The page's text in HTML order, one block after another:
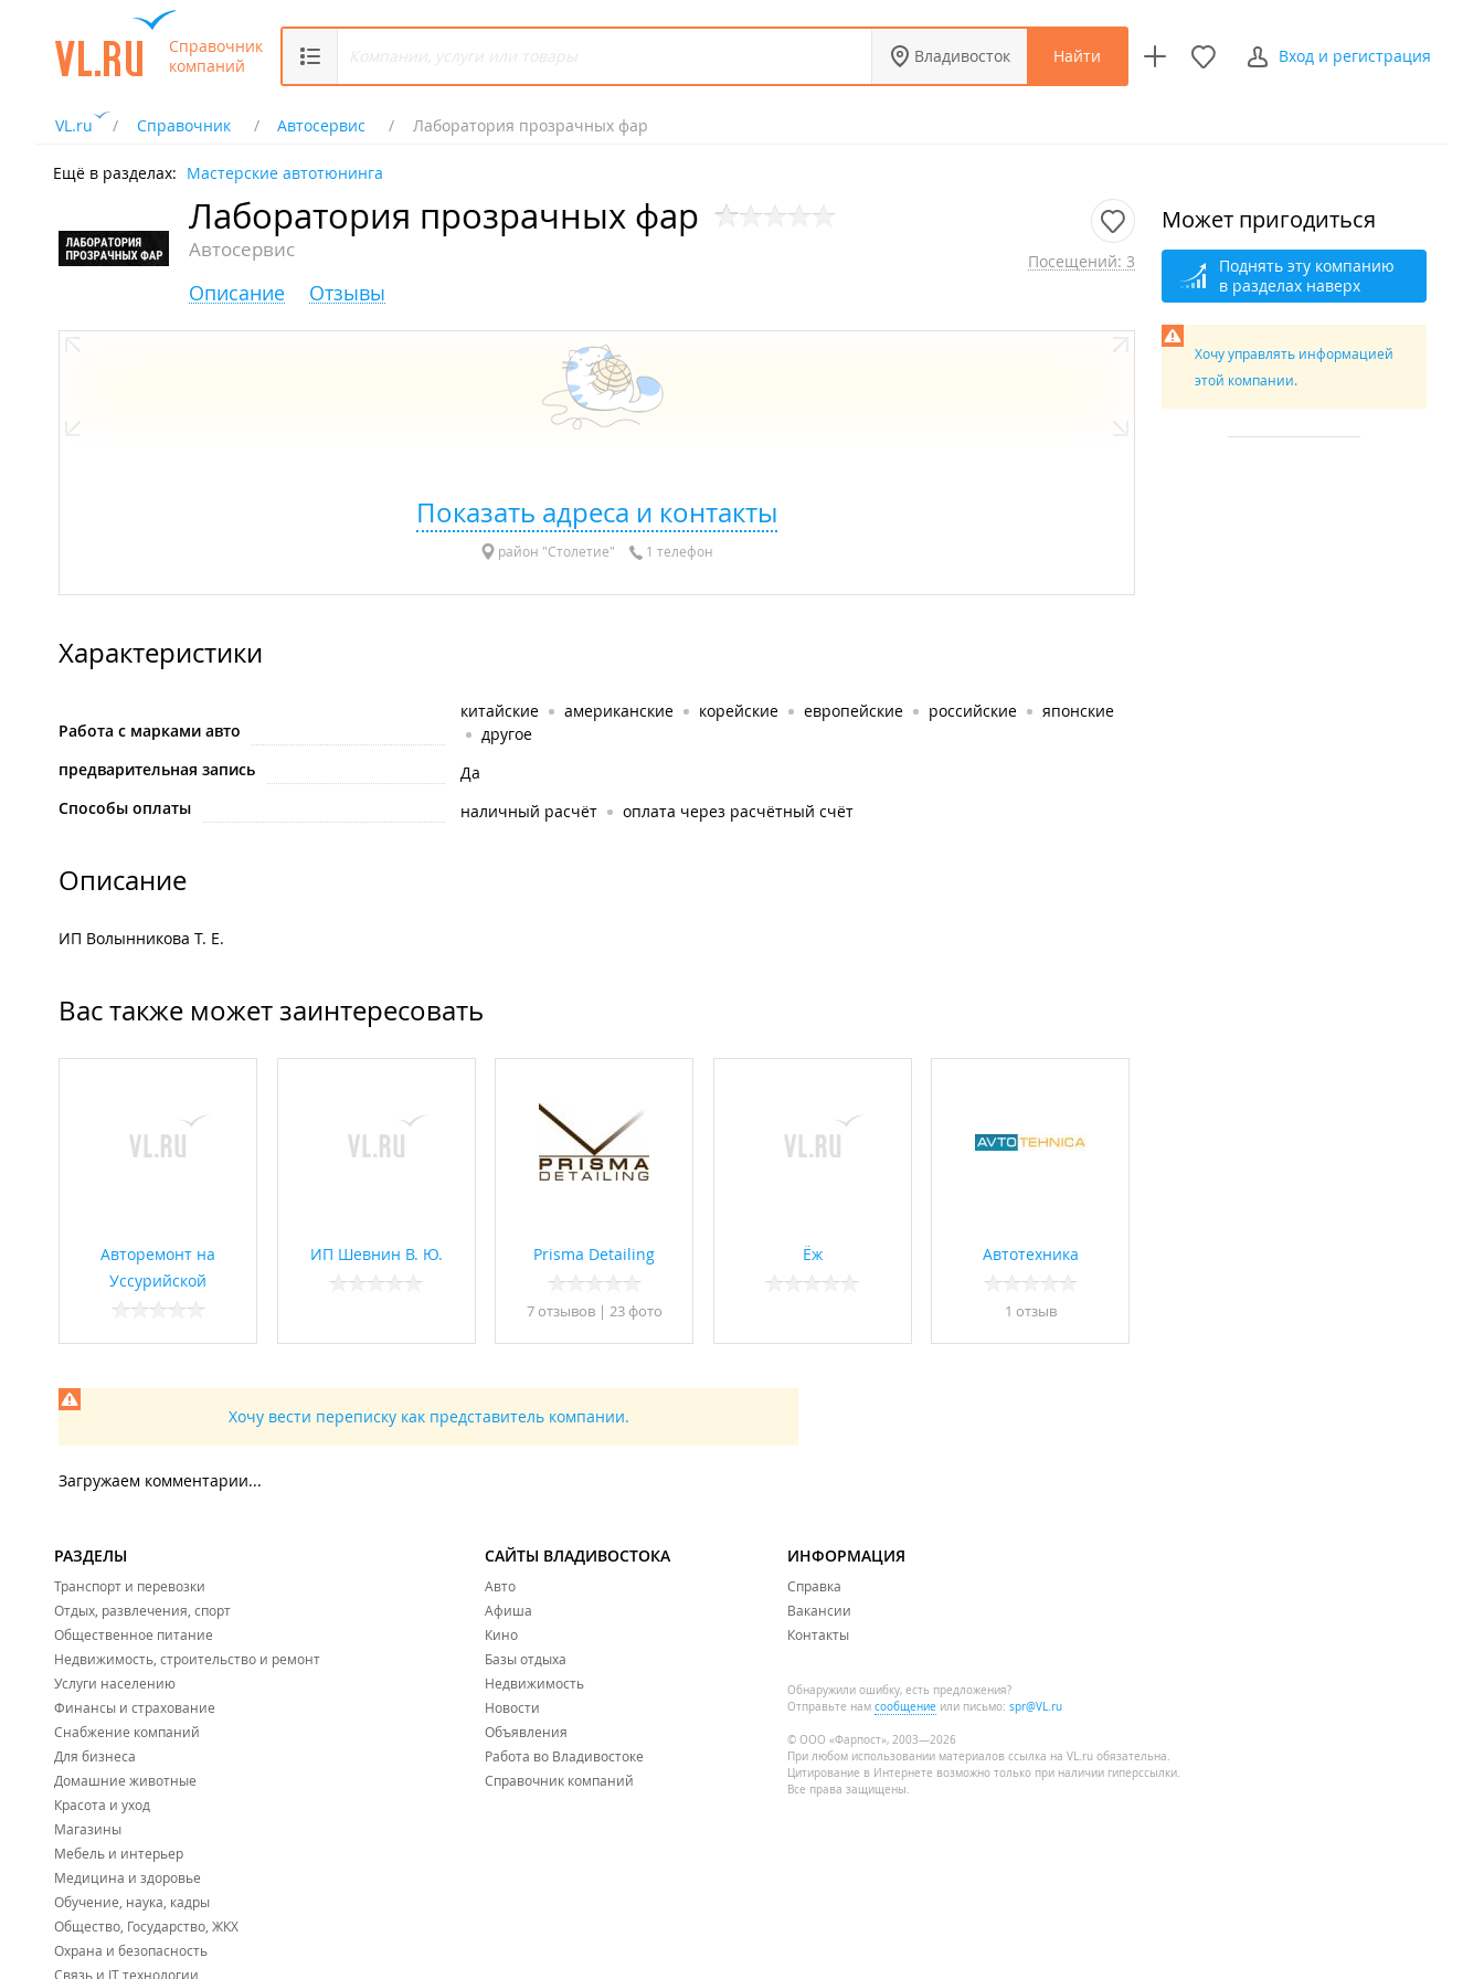
Справочник
компаний
Владивосток Найти Вход и регистрация
VL.ru Справочник Автосервис Лаборатория прозрачных фар
Ещё в разделах: Мастерские автотюнинга
Лаборатория прозрачных фар
Автосервис Посещений: 3
Описание Отзывы
Показать адреса и контакты
район "Столетие" 1 телефон
Характеристики
Работа с марками авто
китайские американские корейские европейские российские
японские
другое
предварительная запись
Да
Способы оплаты
наличный расчёт оплата через расчётный счёт
Описание
ИП Волынникова Т. Е.
Вас также может заинтересовать
Авторемонт на
Уссурийской
ИП Шевнин В. Ю. Prisma Detailing
7 отзывов| 23 фото
Ёж Автотехника
1 отзыв
Хочу вести переписку как представитель компании.
Загружаем комментарии...
Может пригодиться
Поднять эту компанию
в разделах наверх
Хочу управлять информацией
этой компании.
РАЗДЕЛЫ
Транспорт и перевозки
Отдых, развлечения, спорт
Общественное питание
Недвижимость, строительство и ремонт
Услуги населению
Финансы и страхование
Снабжение компаний
Для бизнеса
Домашние животные
Красота и уход
Магазины
Мебель и интерьер
Медицина и здоровье
Обучение, наука, кадры
Общество, Государство, ЖКХ
Охрана и безопасность
Связь и IT технологии
САЙТЫ ВЛАДИВОСТОКА
Авто
Афиша
Кино
Базы отдыха
Недвижимость
Новости
Объявления
Работа во Владивостоке
Справочник компаний
ИНФОРМАЦИЯ
Справка
Вакансии
Контакты
Обнаружили ошибку, есть предложения?
Отправьте нам сообщение или письмо: spr@VL.ru
© ООО «Фарпост», 2003—2026
При любом использовании материалов ссылка на VL.ru обязательна.
Цитирование в Интернете возможно только при наличии гиперссылки.
Все права защищены.